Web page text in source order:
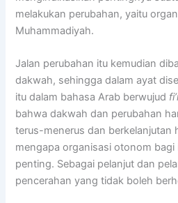
melakukan perubahan, yaitu
Muhammadiyah.
Jalan perubahan itu kemudian
dakwah, sehingga dalam ayat
itu dalam bahasa Arab berwujud
bahwa dakwah dan perubahan
terus-menerus dan berkelanjutan
mengapa organisasi otonom bagi
penting. Sebagai pelanjut dan
pencerahan yang tidak boleh